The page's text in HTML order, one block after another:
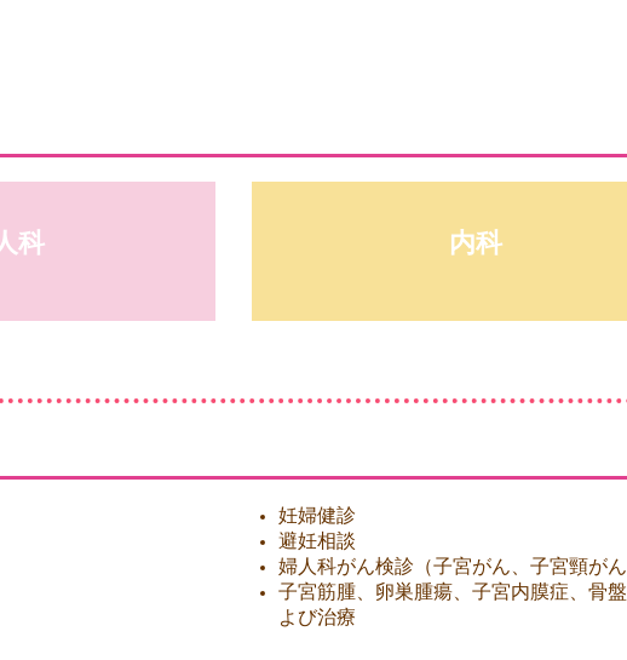
科 内科
妊婦健診
避妊相談
婦人科がん検診（子宮がん、 子宮頸が
子宮筋腫、卵巣腫瘍、子宮内膜症、骨
よび治療